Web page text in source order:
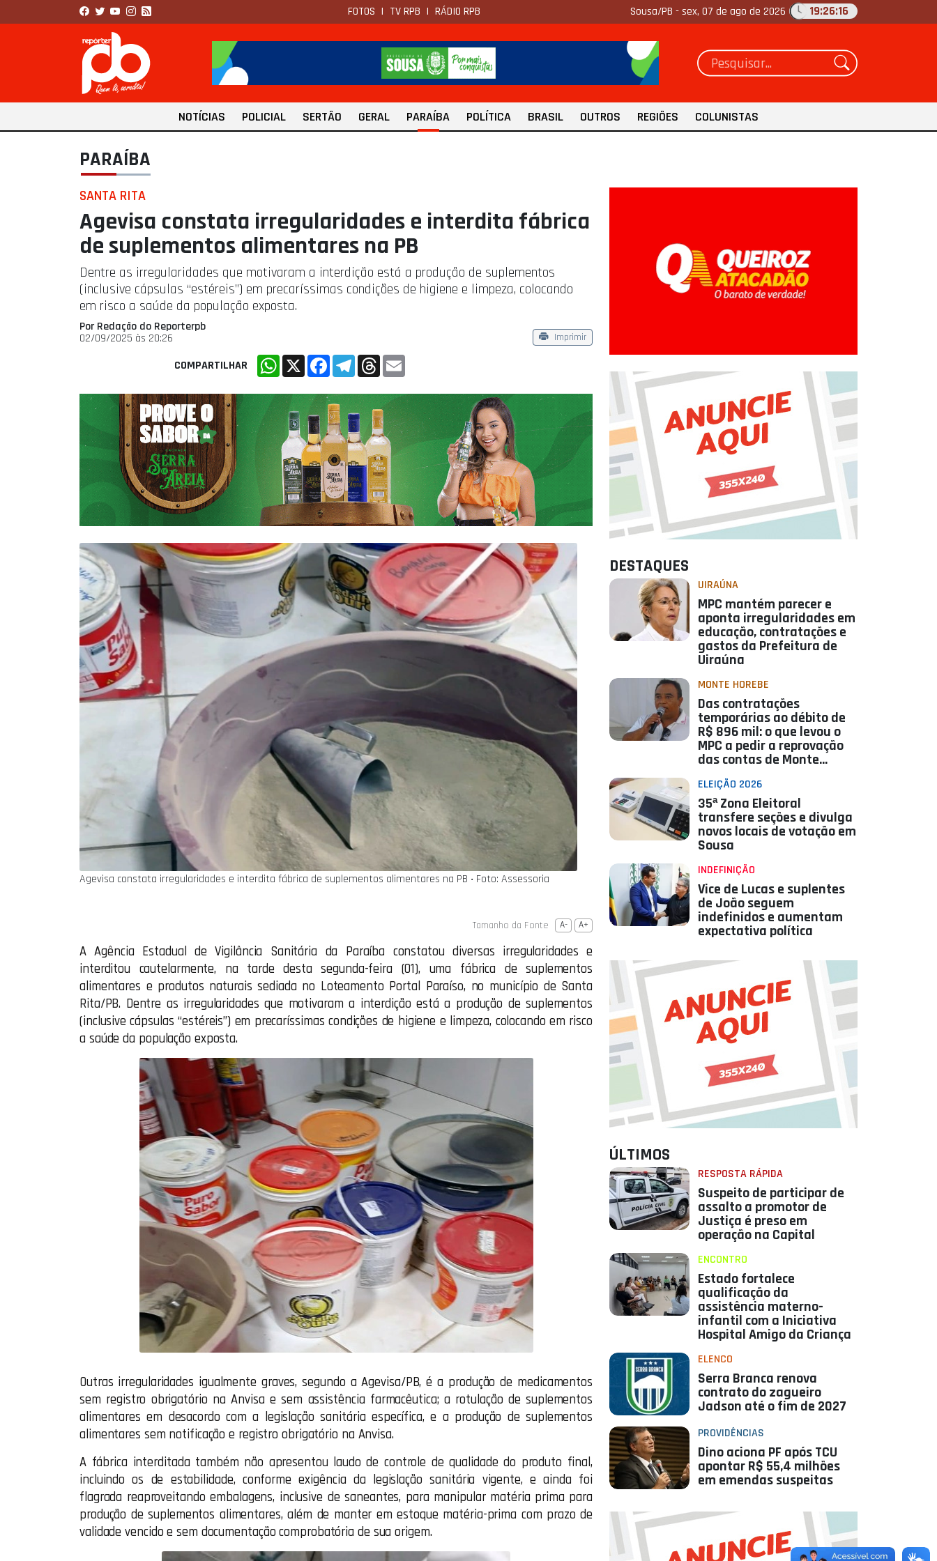
FOTOS | TV RPB | RÁDIO RPB Sousa/PB -sex, 07 de ago de 2026 19:26:18
NOTÍCIAS POLICIAL SERTÃO GERAL PARAÍBA POLÍTICA BRASIL OUTROS REGIÕES COLUNISTAS
PARAÍBA
SANTA RITA
Agevisa constata irregularidades e interdita fábrica
de suplementos alimentares na PB
Dentre as irregularidades que motivaram a interdição está a produção de suplementos
(inclusive cápsulas “estéreis”) em precaríssimas condições de higiene e limpeza, colocando
em risco a saúde da população exposta.
Por Redação do Reporterpb
02/09/2025 às 20:26
Imprimir
COMPARTILHAR WhatsApp
X FacebookTelegramThreads
Agevisa constata irregularidades e interdita fábrica de suplementos alimentares na PB ‧ Foto: Assessoria
Tamanho da Fonte A- A+
A Agência Estadual de Vigilância Sanitária da Paraíba constatou diversas irregularidades e
interditou cautelarmente, na tarde desta segunda-feira (01), uma fábrica de suplementos
alimentares e produtos naturais sediada no Loteamento Portal Paraíso, no município de Santa
Rita/PB. Dentre as irregularidades que motivaram a interdição está a produção de suplementos
(inclusive cápsulas “estéreis”) em precaríssimas condições de higiene e limpeza, colocando em risco
a saúde da população exposta.
Outras irregularidades igualmente graves, segundo a Agevisa/PB, é a produção de medicamentos
sem registro obrigatório na Anvisa e sem assistência farmacêutica; a rotulação de suplementos
alimentares em desacordo com a legislação sanitária específica, e a produção de suplementos
alimentares sem notificação e registro obrigatório na Anvisa.
A fábrica interditada também não apresentou laudo de controle de qualidade do produto final,
incluindo os de estabilidade, conforme exigência da legislação sanitária vigente, e ainda foi
flagrada reaproveitando embalagens, inclusive de saneantes, para manipular matéria prima para
produção de suplementos alimentares, além de manter em estoque matéria-prima com prazo de
validade vencido e sem documentação comprobatória de sua origem.
DESTAQUES
UIRAÚNA
MPC mantém parecer e
aponta irregularidades em
educação, contratações e
gastos da Prefeitura de
Uiraúna
MONTE HOREBE
Das contratações
temporárias ao débito de
R$ 896 mil: o que levou o
MPC a pedir a reprovação
das contas de Monte
ELEIÇÃO 2026
35ª Zona Eleitoral
transfere seções e divulga
novos locais de votação em
Sousa
INDEFINIÇÃO
Vice de Lucas e suplentes
de João seguem
indefinidos e aumentam
expectativa política
ÚLTIMOS
RESPOSTA RÁPIDA
Suspeito de participar de
assalto a promotor de
Justiça é preso em
operação na Capital
ENCONTRO
Estado fortalece
qualificação da
assistência materno-
infantil com a Iniciativa
Hospital Amigo da Criança
ELENCO
Serra Branca renova
contrato do zagueiro
Jadson até o fim de 2027
PROVIDÊNCIAS
Dino aciona PF após TCU
apontar R$ 55,4 milhões
em emendas suspeitas